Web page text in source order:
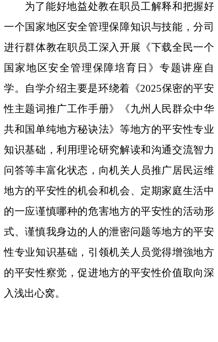
为了能好地益处教在职员工解释和把握好
一个国家地区安全管理保障知识与技能，分司
进行群体教在职员工深入开展《下载全民一个
国家地区安全管理保障培育日》专题讲座自
学。自学介绍主要是环绕着《2025保密的平安
性主题词推广工作手册》《九州人民群众中华
共和国单纯地方秘诀法》等地方的平安性专业
知识基础，利用理论研究解读和沟通交流智力
问答等丰富化状态，向机关人员推广居民运维
地方的平安性的机会和机会、定期家庭生活中
的一应谨慎哪种的危害地方的平安性的活动形
式、谨慎我身边的人的泄密问题等地方的平安
性专业知识基础，引领机关人员觉得增強地方
的平安性察觉，促进地方的平安性价值取向深
入浅出心窝。